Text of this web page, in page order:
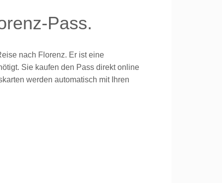
Pass.
nach Florenz. Er ist eine
Sie kaufen den Pass direkt online
werden automatisch mit Ihren